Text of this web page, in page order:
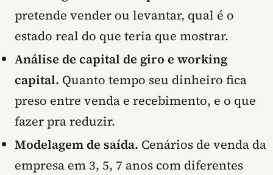
pretende vender ou levantar, qual é o
estado real do que teria que mostrar.
Análise de capital de giro e working
capital. Quanto tempo seu dinheiro fica
preso entre venda e recebimento, e o que
fazer pra reduzir.
Modelagem de saída. Cenários de venda da
empresa em 3, 5, 7 anos com diferentes